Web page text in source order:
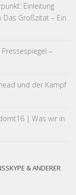
Einleitung
Das Großzitat – Ein
–
und der Kampf
| Was wir in
& ANDERER